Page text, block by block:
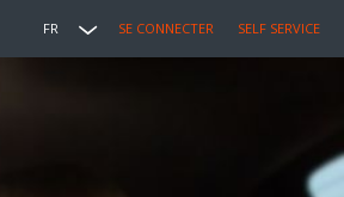
FR SE CONNECTER SELF SERVICE